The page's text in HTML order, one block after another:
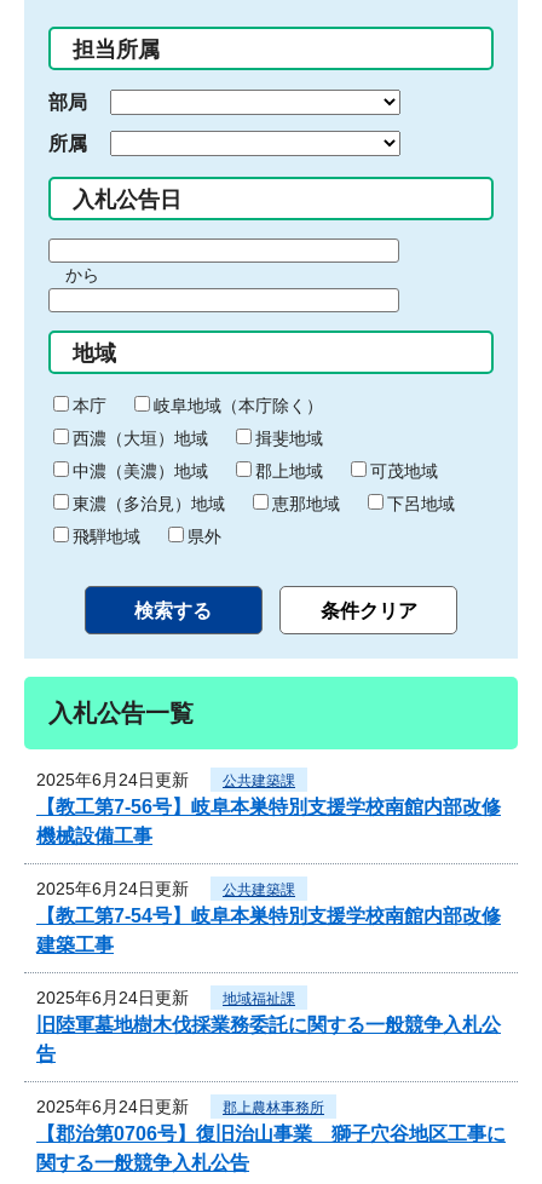
入
力
担当所属
部局
所属
入札公告日
間
始
り
から
間
終
わ
り
地域
本庁
岐阜地域（本庁除く）
西濃（大垣）地域
揖斐地域
中濃（美濃）地域
郡上地域
可茂地域
東濃（多治見）地域
恵那地域
下呂地域
飛騨地域
県外
入札公告一覧
2025年6月24日更新 公共建築課
【教工第7-56号】岐阜本巣特別支援学校南館内部改修
機械設備工事
2025年6月24日更新 公共建築課
【教工第7-54号】岐阜本巣特別支援学校南館内部改修
建築工事
2025年6月24日更新 地域福祉課
旧陸軍墓地樹木伐採業務委託に関する一般競争入札公
告
2025年6月24日更新 郡上農林事務所
【郡治第0706号】復旧治山事業 獅子穴谷地区工事に
関する一般競争入札公告